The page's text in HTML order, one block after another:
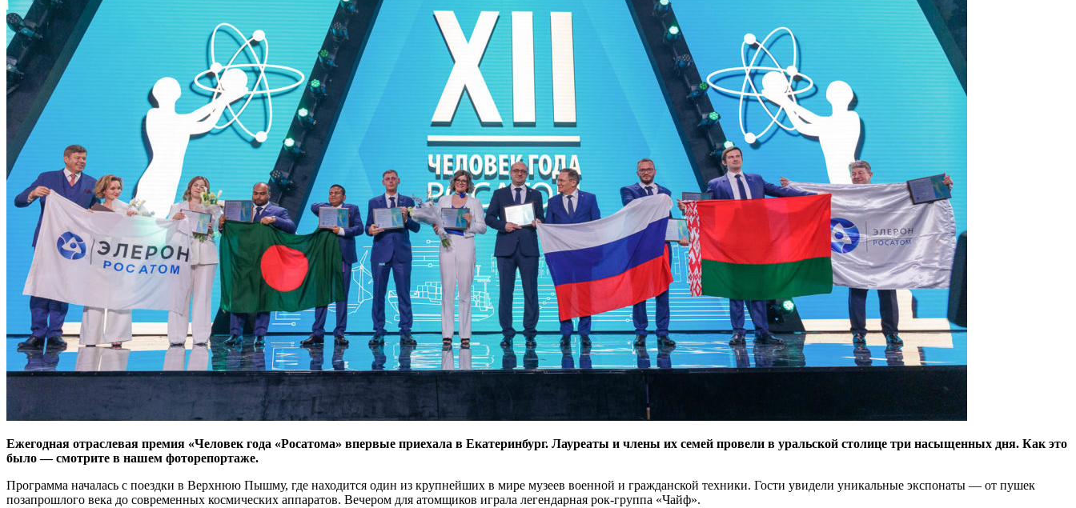
Ежегодная отраслевая премия «Человек года «Росатома» впервые приехала в Екатеринбург. Лауреаты и члены их семей провели в уральской столице три насыщенных дня. Как это
было — ​смотрите в нашем фоторепортаже.
Программа началась с поездки в Верхнюю Пышму, где находится один из крупнейших в мире музеев военной и гражданской техники. Гости увидели уникальные экспонаты — ​от пушек
позапрошлого века до современных космических аппаратов. Вечером для атомщиков играла легендарная рок-группа «Чайф».